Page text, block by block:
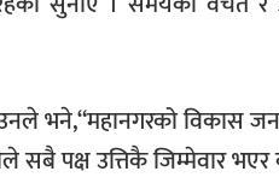
भने,“महानगरको विकास
सबै पक्ष उत्तिकै जिम्मेवार भएर